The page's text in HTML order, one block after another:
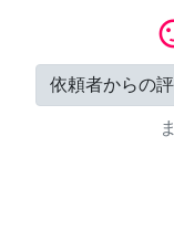
依頼者からの